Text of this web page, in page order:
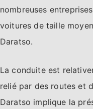
nombreuses
voitures de taille
Daratso.
La conduite est
relié par des routes et
Daratso implique la